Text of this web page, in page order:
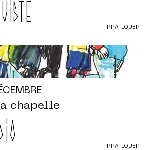
PRATIQUER
chapelle
PRATIQUER